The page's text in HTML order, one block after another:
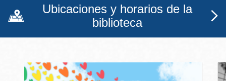
Ubicaciones y horarios de la
biblioteca
Biblioteca Pública de San